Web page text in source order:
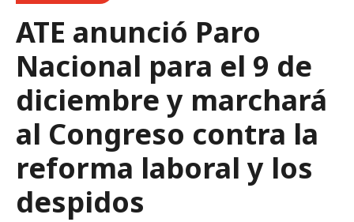
ATE anunció Paro
Nacional para el 9 de
diciembre y marchará
al Congreso contra la
reforma laboral y los
despidos